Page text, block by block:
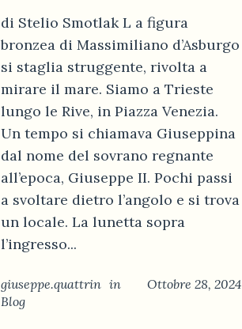
di Stelio Smotlak L a figura
bronzea di Massimiliano d’Asburgo
si staglia struggente, rivolta a
mirare il mare. Siamo a Trieste
lungo le Rive, in Piazza Venezia.
Un tempo si chiamava Giuseppina
dal nome del sovrano regnante
all’epoca, Giuseppe II. Pochi passi
a svoltare dietro l’angolo e si trova
un locale. La lunetta sopra
l’ingresso...
Ottobre 28, 2024
giuseppe.quattrin in
Blog